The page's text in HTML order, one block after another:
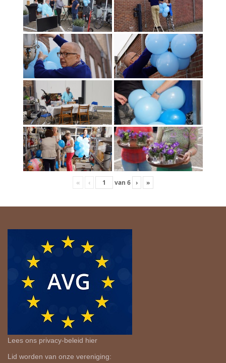
« ‹ van 6 › »
Lees ons privacy-beleid hier
Lid worden van onze vereniging: